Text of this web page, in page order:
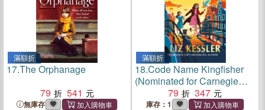
滿額折
17.The Orphanage
79
541
無庫存
滿額折
18.Code Name Kingfisher
(Nominated for Carnegie
Medals 2025)
79 347
庫存：1